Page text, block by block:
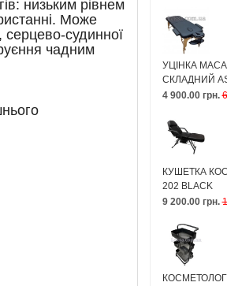
низьким рівнем
Може
судинної
чадним
УЦІНКА
СКЛАДНИЙ
4 900.00 грн.
КУШЕТКА
202 BLACK
9 200.00 грн.